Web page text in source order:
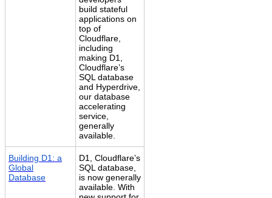
build stateful
applications on
top of
Cloudflare,
including
making D1,
Cloudflare’s
SQL database
and Hyperdrive,
our database
accelerating
service,
generally
available.
Building D1: a
Global
Database
D1, Cloudflare’s
SQL database,
is now generally
available. With